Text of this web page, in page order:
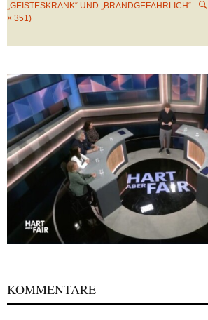
„GEISTESKRANK“ UND „BRANDGEFÄHRLICH“
× 351)
KOMMENTARE